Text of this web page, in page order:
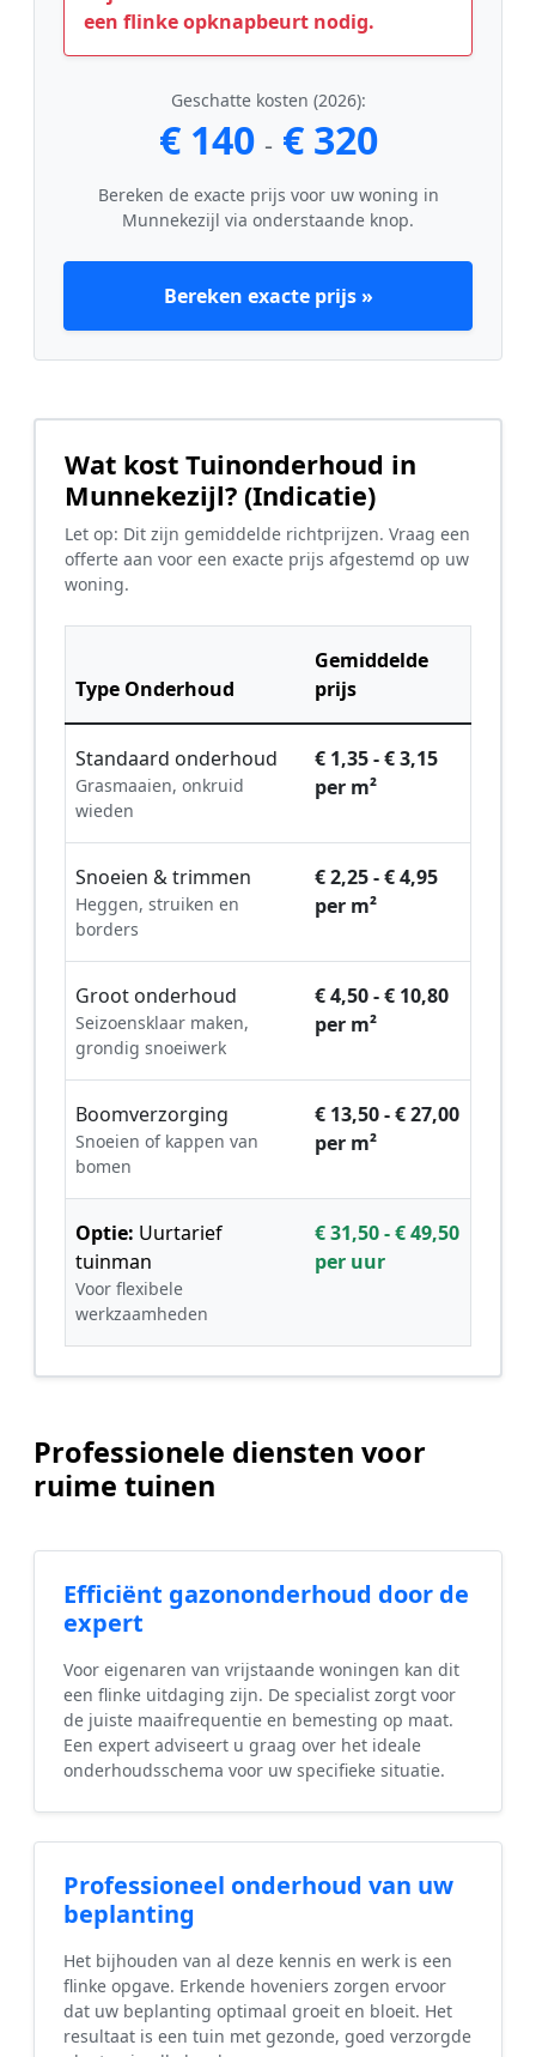
een flinke opknapbeurt nodig.
Geschatte kosten (2026):
€ 140 - € 320
Bereken de exacte prijs voor uw woning in
Munnekezijl via onderstaande knop.
Bereken exacte prijs »
Wat kost Tuinonderhoud in
Munnekezijl? (Indicatie)
Let op: Dit zijn gemiddelde richtprijzen. Vraag een
offerte aan voor een exacte prijs afgestemd op uw
woning.
Type Onderhoud
Gemiddelde
prijs
Standaard onderhoud
Grasmaaien, onkruid
wieden
€ 1,35 - € 3,15
per m²
Snoeien & trimmen
Heggen, struiken en
borders
€ 2,25 - € 4,95
per m²
Groot onderhoud
Seizoensklaar maken,
grondig snoeiwerk
€ 4,50 - € 10,80
per m²
Boomverzorging
Snoeien of kappen van
bomen
€ 13,50 - € 27,00
per m²
Optie: Uurtarief
tuinman
Voor flexibele
werkzaamheden
€ 31,50 - € 49,50
per uur
Professionele diensten voor
ruime tuinen
Efficiënt gazononderhoud door de
expert
Voor eigenaren van vrijstaande woningen kan dit
een flinke uitdaging zijn. De specialist zorgt voor
de juiste maaifrequentie en bemesting op maat.
Een expert adviseert u graag over het ideale
onderhoudsschema voor uw specifieke situatie.
Professioneel onderhoud van uw
beplanting
Het bijhouden van al deze kennis en werk is een
flinke opgave. Erkende hoveniers zorgen ervoor
dat uw beplanting optimaal groeit en bloeit. Het
resultaat is een tuin met gezonde, goed verzorgde